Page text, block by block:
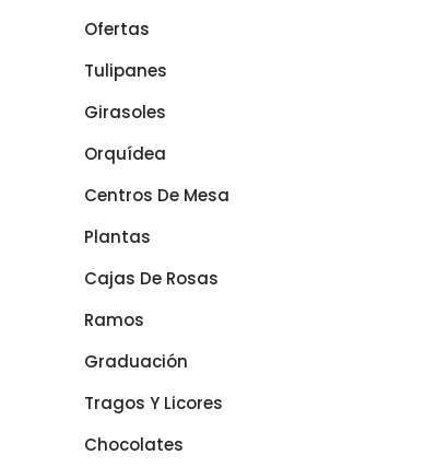
Ofertas
Tulipanes
Girasoles
Orquídea
Centros De Mesa
Plantas
Cajas De Rosas
Ramos
Graduación
Tragos Y Licores
Chocolates